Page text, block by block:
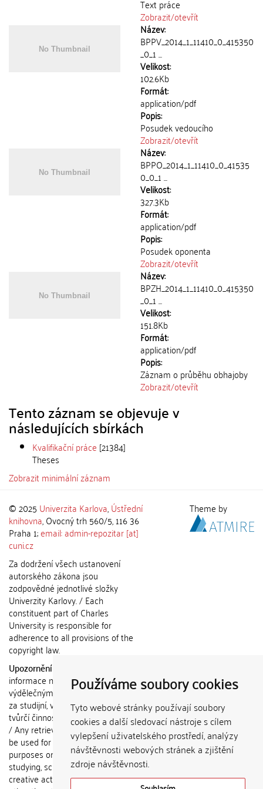
Používáme soubory cookies
Tyto webové stránky používají soubory
cookies a další sledovací nástroje s cílem
vylepšení uživatelského prostředí, analýzy
návštěvnosti webových stránek a zjištění
zdroje návštěvnosti.
Text práce
Zobrazit/otevřít
Název:
BPPV_2014_1_11410_0_415350
_0_1 ...
Velikost:
102.6Kb
Formát:
application/pdf
Popis:
Posudek vedoucího
Zobrazit/otevřít
Název:
BPPO_2014_1_11410_0_41535
0_0_1 ...
Velikost:
327.3Kb
Formát:
application/pdf
Popis:
Posudek oponenta
Zobrazit/otevřít
Název:
BPZH_2014_1_11410_0_415350
_0_1 ...
Velikost:
151.8Kb
Formát:
application/pdf
Popis:
Záznam o průběhu obhajoby
Zobrazit/otevřít
Tento záznam se objevuje v
následujících sbírkách
Kvalifikační práce [21384]
Theses
Zobrazit minimální záznam
© 2025 Univerzita Karlova,Ústřední
knihovna, Ovocný trh 560/5, 116 36
Praha 1;email: admin-repozitar [at]
cuni.cz
Za dodržení všech ustanovení
autorského zákona jsou
zodpovědné jednotlivé složky
Univerzity Karlovy. / Each
constituent part of Charles
University is responsible for
adherence to all provisions of the
copyright law.
Upozornění / Notice:
informace nemohou být použity k
výdělečným účelům nebo vydávány
za studijní, vědeckou nebo jinou
tvůrčí činnost jiné osoby než autora.
/ Any retrieved information shall not
be used for any commercial
purposes or claimed as results of
studying, scientific or any other
creative activities of any person
Theme by